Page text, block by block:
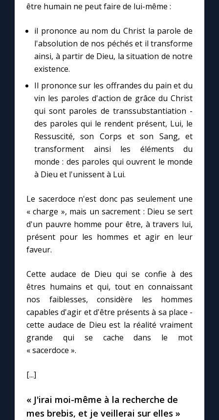
Marie qui défait les nœuds
Me consacrer à Jésus par Marie
Mes intentions de prière
Une Minute avec Marie
Une neuvaine
1000 Raisons de Croire
Chapelet pour le monde
Contact
Marie de Nazareth
être humain ne peut faire de lui-même :
il prononce au nom du Christ la parole de
l'absolution de nos péchés et il transforme
ainsi, à partir de Dieu, la situation de notre
existence.
Il prononce sur les offrandes du pain et du
vin les paroles d'action de grâce du Christ
qui sont paroles de transsubstantiation -
des paroles qui le rendent présent, Lui, le
Ressuscité, son Corps et son Sang, et
transforment ainsi les éléments du
monde : des paroles qui ouvrent le monde
à Dieu et l'unissent à Lui.
Le sacerdoce n'est donc pas seulement une
« charge », mais un sacrement : Dieu se sert
d'un pauvre homme pour être, à travers lui,
présent pour les hommes et agir en leur
faveur.
Cette audace de Dieu qui se confie à des
êtres humains et qui, tout en connaissant
nos faiblesses, considère les hommes
capables d'agir et d'être présents à sa place -
cette audace de Dieu est la réalité vraiment
grande qui se cache dans le mot
« sacerdoce ».
[...]
« J'irai moi-même à la recherche de
mes brebis, et je veillerai sur elles »